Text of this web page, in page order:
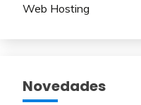
Web Hosting
Novedades